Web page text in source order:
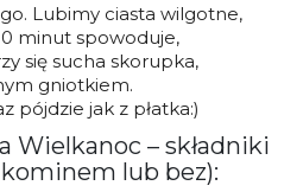
Lubimy ciasta wilgotne,
minut spowoduje,
się sucha skorupka,
gniotkiem.
pójdzie jak z płatka:)
Wielkanoc – składniki
lub bez):